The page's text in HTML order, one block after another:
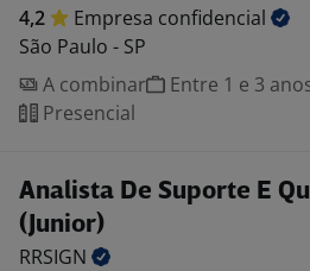
4,2 Empresa confidencial
São Paulo - SP
A combinar
Entre 1 e 3
Presencial
Analista De Suporte E
(Junior)
RRSIGN